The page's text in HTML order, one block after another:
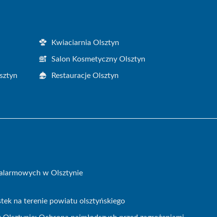
Kwiaciarnia Olsztyn
Salon Kosmetyczny Olsztyn
Restauracje Olsztyn
w Olsztynie
na terenie powiatu olsztyńskiego